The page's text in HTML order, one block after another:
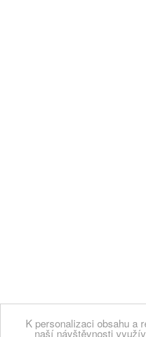
K personalizaci obsahu a
naší návštěvnosti